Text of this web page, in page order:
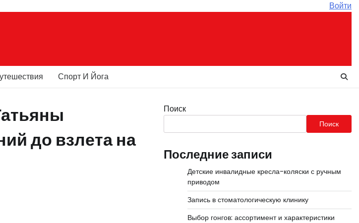
Войти
Спорт И Йога
до взлета на
Поиск
Поиск
Последние записи
Детские инвалидные кресла-коляски с ручным
приводом
Запись в стоматологическую клинику
Выбор гонгов: ассортимент и характеристики